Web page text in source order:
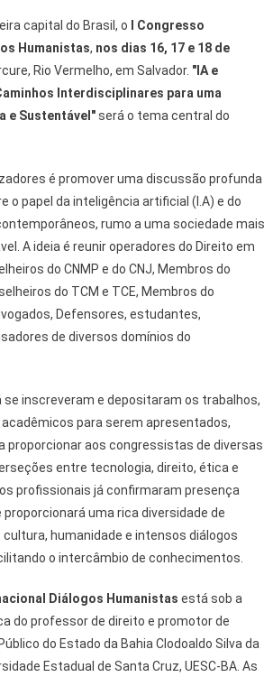
capital do Brasil, o I Congresso
Humanistas, nos dias 16, 17 e 18 de
Rio Vermelho, em Salvador. "IA e
Interdisciplinares para uma
e Sustentável"será o tema central do
é promover uma discussão profunda
o papel da inteligência artificial (I.A) e do
rumo a uma sociedade mais
A ideia é reunir operadores do Direito em
do CNMP e do CNJ, Membros do
do TCM e TCE, Membros do
Defensores, estudantes,
de diversos domínios do
inscreveram e depositaram os trabalhos,
para serem apresentados,
proporcionar aos congressistas de diversas
entre tecnologia, direito, ética e
profissionais já confirmaram presença
uma rica diversidade de
humanidade e intensos diálogos
o intercâmbio de conhecimentos.
Diálogos Humanistas está sob a
do professor de direito e promotor de
do Estado da Bahia Clodoaldo Silva da
Estadual de Santa Cruz, UESC-BA. As